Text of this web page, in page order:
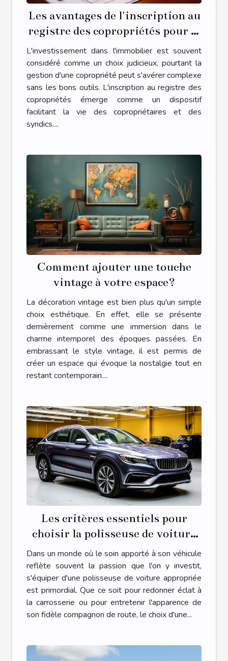
Les avantages de l'inscription au
registre des copropriétés pour la
gestion de votre propriété
L'investissement dans l'immobilier est souvent
considéré comme un choix judicieux, pourtant la
gestion d'une copropriété peut s'avérer complexe
sans les bons outils. L'inscription au registre des
copropriétés émerge comme un dispositif
facilitant la vie des copropriétaires et des
syndics....
Comment ajouter une touche
vintage à votre espace?
La décoration vintage est bien plus qu'un simple
choix esthétique. En effet, elle se présente
dernièrement comme une immersion dans le
charme intemporel des époques passées. En
embrassant le style vintage, il est permis de
créer un espace qui évoque la nostalgie tout en
restant contemporain....
Les critères essentiels pour
choisir la polisseuse de voiture
adaptée à vos besoins
Dans un monde où le soin apporté à son véhicule
reflète souvent la passion que l'on y investit,
s'équiper d'une polisseuse de voiture appropriée
est primordial. Que ce soit pour redonner éclat à
la carrosserie ou pour entretenir l'apparence de
son fidèle compagnon de route, le choix d'une...